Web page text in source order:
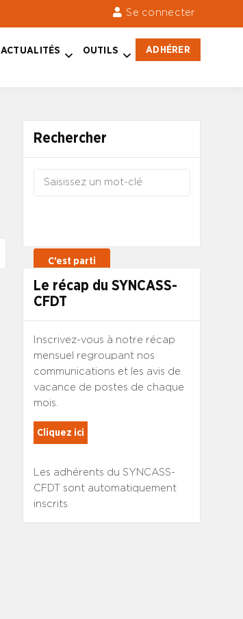
Se connecter
ACTUALITÉS OUTILS ADHÉRER
Rechercher
Le récap du SYNCASS-
CFDT
Inscrivez-vous à notre récap
mensuel regroupant nos
communications et les avis de
vacance de postes de chaque
mois.
Cliquez ici
Les adhérents du SYNCASS-
CFDT sont automatiquement
inscrits.